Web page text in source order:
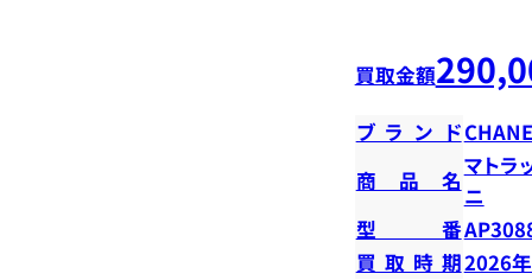
買取金額
ブランド
商品名
マトラ
ニ
型番
買取時期2026